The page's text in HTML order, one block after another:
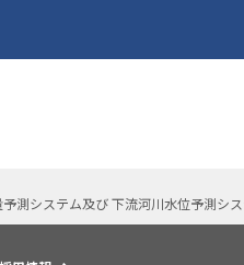
測システム及び 下流河川水位予測シ